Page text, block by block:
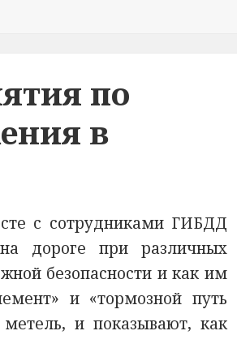
по
в
с сотрудниками ГИБДД
дороге при различных
безопасности и как им
и «тормозной путь
и показывают, как